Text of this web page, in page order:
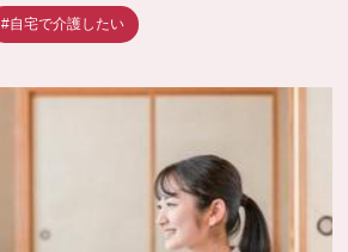
#自宅で介護したい